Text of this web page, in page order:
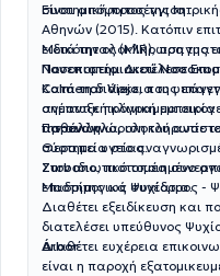
συστημική προσέγγιση.
Είναι απόφοιτος της
Αθηνών (2015). Κατόπιν
ειδικότητας (MIR),
Πανεπιστημιακού
Μετά την ολοκλήρωση της
Νοσοκομείο. Διετέλεσε
Colmenar Viejo, που
ανέπτυξε πρόγραμμα
ασθενών.
Κατά τη διάρκεια της
σημαντική κλινική
την αναγνώριση του
σύστημα υγείας.
Παράλληλα, ολοκλήρωσε
Θεραπεία στο
Zurbano, πιστοποιημένο
επιστημονικά συνέδρια.
Στον ιδιωτικό τομέα
Μαδρίτης ως Ψυχίατρος -
Διαθέτει εξειδίκευση και
διατελέσει υπεύθυνος
Árbor.
Διαθέτει ευχέρεια
είναι η παροχή